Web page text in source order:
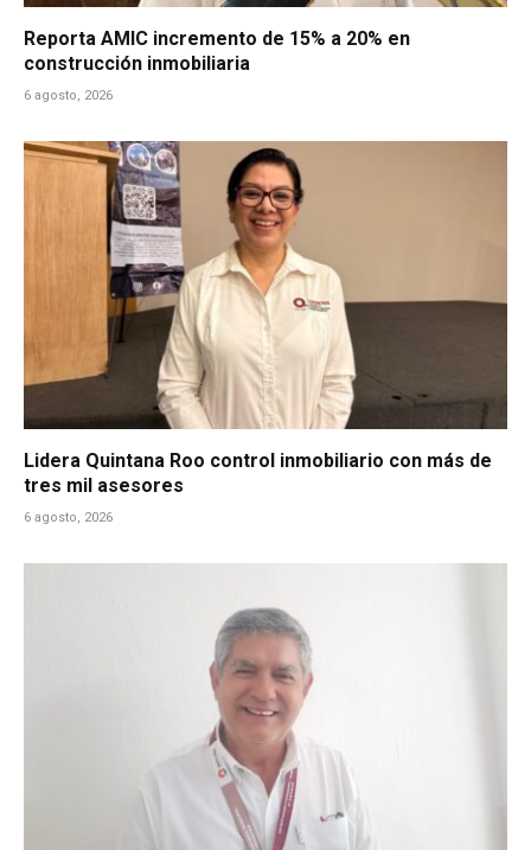
Reporta AMIC incremento de 15% a 20% en
construcción inmobiliaria
6 agosto, 2026
Lidera Quintana Roo control inmobiliario con más de
tres mil asesores
6 agosto, 2026